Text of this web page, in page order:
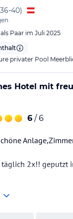
36-40)
als Paar im Juli 2025
privater Pool
Hotel mit
6 / 6
2x!! geputzt